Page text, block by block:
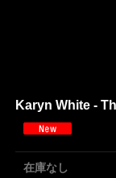
Karyn White -
在庫なし